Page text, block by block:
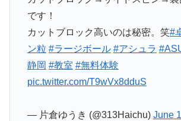
です！
カットブロック高いのは秘密。笑#
ン粒 #ラージボール #アシュラ
静岡 #教室 #無料体験
pic.twitter.com/T9wVx8dduS
— 片倉ゆうき (@313Haichu) June